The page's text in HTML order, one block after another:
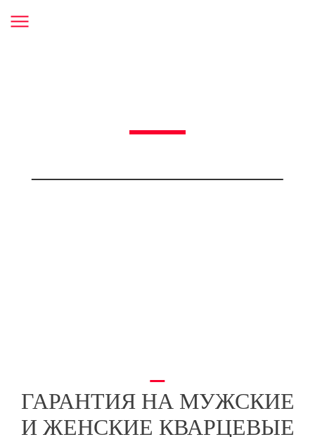
ГАРАНТИЯ НА МУЖСКИЕ
И ЖЕНСКИЕ КВАРЦЕВЫЕ